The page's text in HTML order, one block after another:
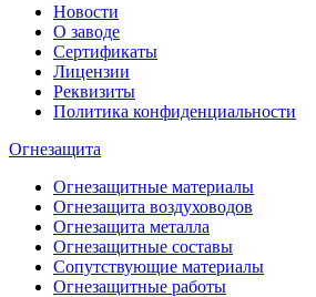
Новости
О заводе
Сертификаты
Лицензии
Реквизиты
Политика конфиденциальности
Огнезащита
Огнезащитные материалы
Огнезащита воздуховодов
Огнезащита металлa
Огнезащитные составы
Сопутствующие материалы
Огнезащитные работы